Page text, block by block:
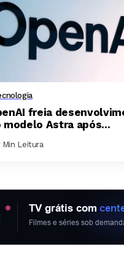
freia
modelo Astra após
Min Leitura